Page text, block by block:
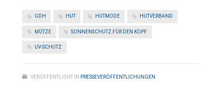
GDH HUT HUTMODE HUTVERBAND
MÜTZE SONNENSCHUTZ FÜR DEN KOPF
UV-SCHUTZ
VERÖFFENTLICHT IN PRESSEVERÖFFENTLICHUNGEN